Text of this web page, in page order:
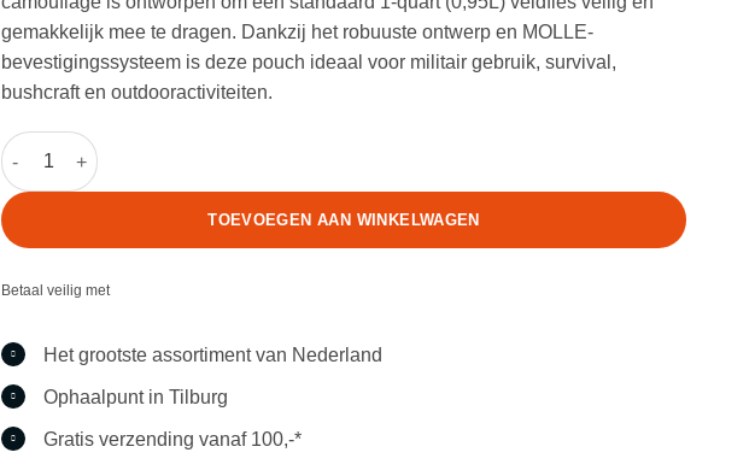
gemakkelijk mee te dragen. Dankzij het robuuste ontwerp en MOLLE-
bevestigingssysteem is deze pouch ideaal voor militair gebruik, survival,
bushcraft en outdooractiviteiten.
ACU MOLLE II Canteen Utility Pouch aantal
TOEVOEGEN AAN WINKELWAGEN
Betaal veilig met
Het grootste assortiment van Nederland
Ophaalpunt in Tilburg
Gratis verzending vanaf 100,-*